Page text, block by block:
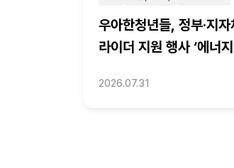
우아한청년들, 정부·지
라이더 지원 행사 ‘에너
2026.07.31